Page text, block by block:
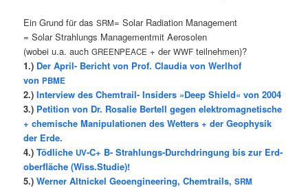
Ein Grund für dasSRM= Solar Radia­ti­on Management
= Solar Strah­lungs Manage­ment­mit Aerosolen
(wobei u.a. auchGREENPEACE + derWWF teilnehmen)?
1.) Der April- Bericht von Prof. Claudia von Werlhof
vonPBME
2.)Interview des Chemtrail- Insiders »Deep Shield« von 2004
3.) Petition von Dr. Rosalie Bertell gegen elektromagnetische
+ chemische Manipulationen des Wetters + der Geophysik
der Erde.
4.)Töd­li­cheUV‑C+ B- Strah­lungs-Durch­drin­gung bis zur Erd­
ober­flä­che (Wiss.Studie)!
5.)Wer­ner Alt­ni­ckel Geo­en­gi­nee­ring, Chem­trails,SRM